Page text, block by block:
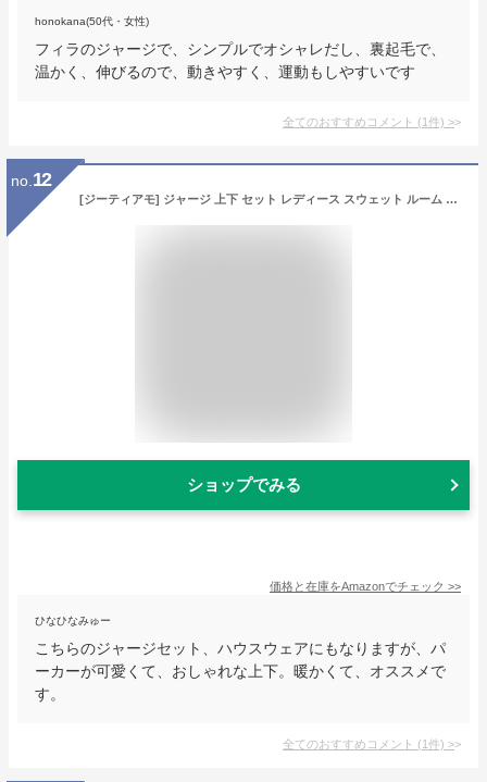
honokana(50代・女性)
フィラのジャージで、シンプルでオシャレだし、裏起毛で、
温かく、伸びるので、動きやすく、運動もしやすいです
全てのおすすめコメント (1件) >
no. 12
[ジーティアモ] ジャージ 上下 セット レディース スウェット ルーム ウェア セットアップ スポーツ フィットネス ウエア 部屋着 トレーナー フード 01 黒 くろ ブラック パーカー かわいい 可愛い おしゃれ お洒落 シンプル プルオーバー ワンマイル リモート ヨガ ウオーキング ジョギング ランニング (M)
ショップでみる
価格と在庫をAmazonでチェック >>
ひなひなみゅー
こちらのジャージセット、ハウスウェアにもなりますが、パ
ーカーが可愛くて、おしゃれな上下。暖かくて、オススメで
す。
全てのおすすめコメント (1件) >